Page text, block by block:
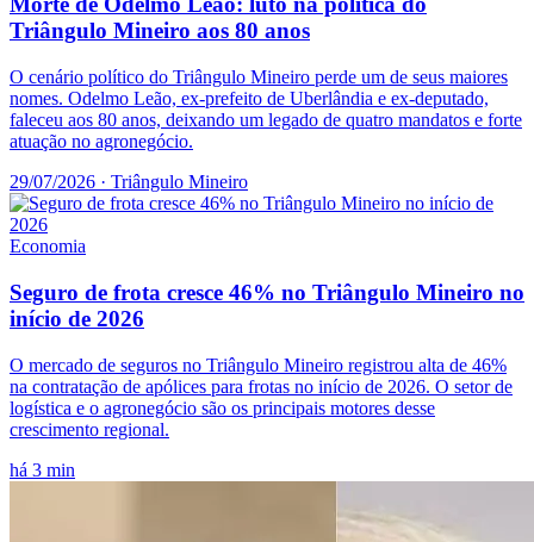
Triângulo Mineiro aos 80 anos
O cenário político do Triângulo Mineiro perde um de seus maiores
nomes. Odelmo Leão, ex-prefeito de Uberlândia e ex-deputado,
faleceu aos 80 anos, deixando um legado de quatro mandatos e forte
atuação no agronegócio.
29/07/2026 · Triângulo Mineiro
Economia
Seguro de frota cresce 46% no Triângulo Mineiro no
início de 2026
O mercado de seguros no Triângulo Mineiro registrou alta de 46%
na contratação de apólices para frotas no início de 2026. O setor de
logística e o agronegócio são os principais motores desse
crescimento regional.
há 3 min